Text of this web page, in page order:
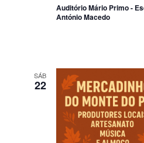
Auditório Mário Primo -
António Macedo
SÁB
22